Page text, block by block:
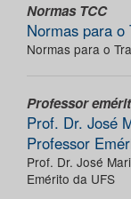
Normas TCC
Normas para o
Normas para o
Professor
Prof. Dr. José
Professor
Prof. Dr. José
Emérito da UFS